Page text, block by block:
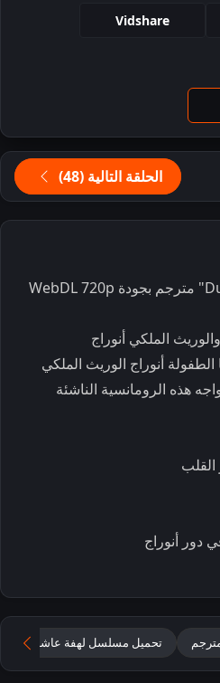
Vidshare
الحلقة التالية (48)
الملكي أنوراج
أنوراج الوريث الملكي
هذه الرومانسية الناشئة
دور أنوراج
تحميل مسلسل لهفة عاشق مترجم